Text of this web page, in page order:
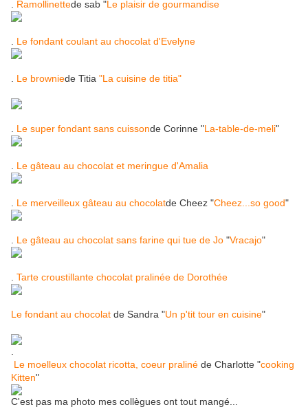
Ramollinettede sab "Le plaisir de gourmandise
Le fondant coulant au chocolat d'Evelyne
Le browniede Titia "La cuisine de titia"
Le super fondant sans cuissonde Corinne "La-table-de-meli"
Le gâteau au chocolat et meringue d'Amalia
Le merveilleux gâteau au chocolatde Cheez "Cheez...so good"
Le gâteau au chocolat sans farine qui tue de Jo "Vracajo"
Tarte croustillante chocolat pralinée de Dorothée
Le fondant au chocolat de Sandra "Un p'tit tour en cuisine"
Le moelleux chocolat ricotta, coeur praliné de Charlotte "cooking
Kitten"
C'est pas ma photo mes collègues ont tout mangé...